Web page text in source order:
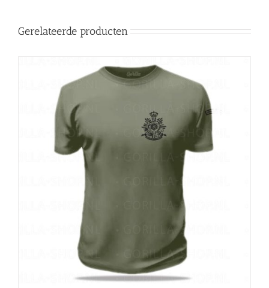
Gerelateerde producten